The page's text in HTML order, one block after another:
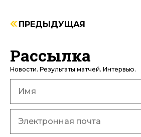
ПРЕДЫДУЩАЯ
Рассылка
Новости. Результаты матчей. Интервью.